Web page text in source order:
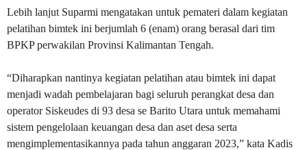
Lebih lanjut Suparmi mengatakan untuk pemateri dalam kegiatan
pelatihan bimtek ini berjumlah 6 (enam) orang berasal dari tim
BPKP perwakilan Provinsi Kalimantan Tengah.
“Diharapkan nantinya kegiatan pelatihan atau bimtek ini dapat
menjadi wadah pembelajaran bagi seluruh perangkat desa dan
operator Siskeudes di 93 desa se Barito Utara untuk memahami
sistem pengelolaan keuangan desa dan aset desa serta
mengimplementasikannya pada tahun anggaran 2023,” kata Kadis